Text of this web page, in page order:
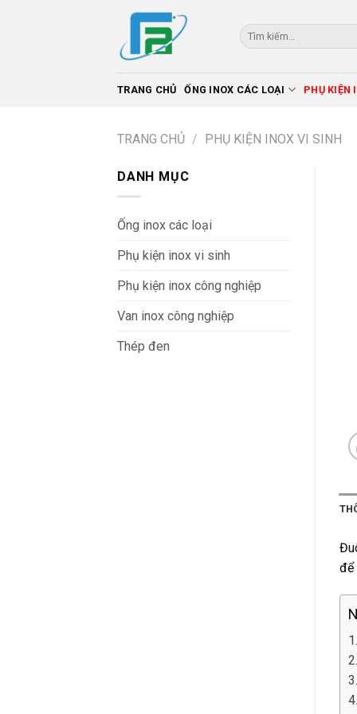
Tìm
kiếm:
TRANG CHỦ ỐNG INOX CÁC LOẠI PHỤ KIỆN
TRANG CHỦ / PHỤ KIỆN INOX VI SINH
DANH MỤC
Ống inox các loại
Phụ kiện inox vi sinh
Phụ kiện inox công nghiệp
Van inox công nghiệp
Thép đen
để